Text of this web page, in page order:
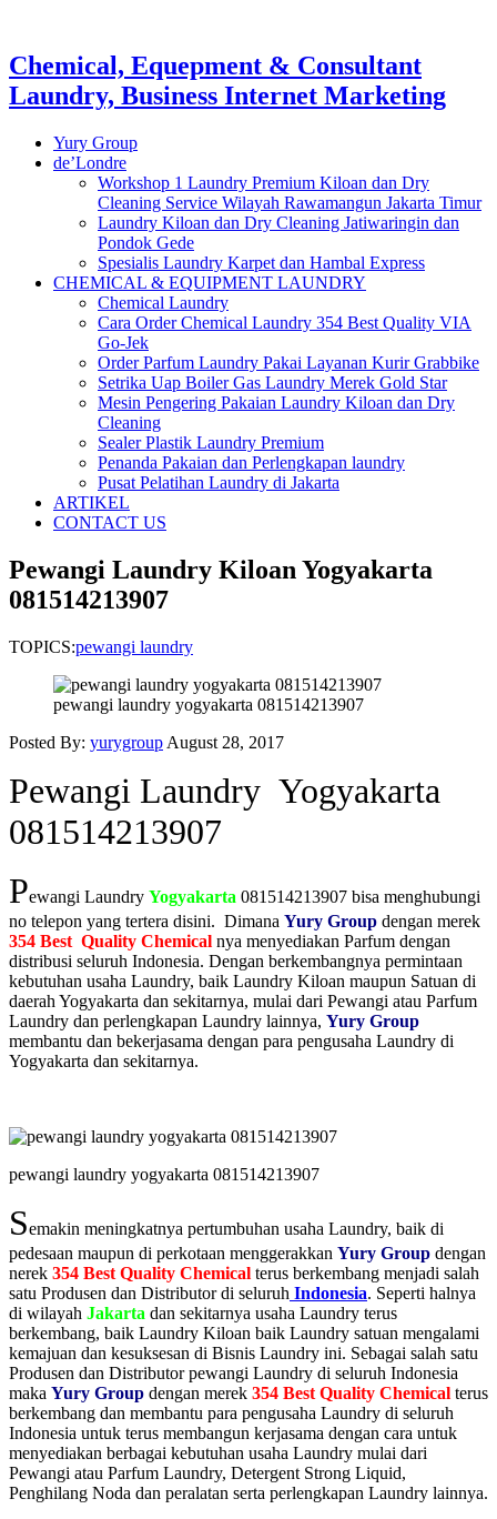
Chemical, Equepment & Consultant
Laundry, Business Internet Marketing
Yury Group
de’Londre
Workshop 1 Laundry Premium Kiloan dan Dry
Cleaning Service Wilayah Rawamangun Jakarta Timur
Laundry Kiloan dan Dry Cleaning Jatiwaringin dan
Pondok Gede
Spesialis Laundry Karpet dan Hambal Express
CHEMICAL & EQUIPMENT LAUNDRY
Chemical Laundry
Cara Order Chemical Laundry 354 Best Quality VIA
Go-Jek
Order Parfum Laundry Pakai Layanan Kurir Grabbike
Setrika Uap Boiler Gas Laundry Merek Gold Star
Mesin Pengering Pakaian Laundry Kiloan dan Dry
Cleaning
Sealer Plastik Laundry Premium
Penanda Pakaian dan Perlengkapan laundry
Pusat Pelatihan Laundry di Jakarta
ARTIKEL
CONTACT US
Pewangi Laundry Kiloan Yogyakarta
081514213907
TOPICS:pewangi laundry
pewangi laundry yogyakarta 081514213907
Posted By: yurygroup August 28, 2017
Pewangi Laundry Yogyakarta
081514213907
Pewangi Laundry Yogyakarta 081514213907 bisa menghubungi
no telepon yang tertera disini. Dimana Yury Group dengan merek
354 Best Quality Chemical nya menyediakan Parfum dengan
distribusi seluruh Indonesia. Dengan berkembangnya permintaan
kebutuhan usaha Laundry, baik Laundry Kiloan maupun Satuan di
daerah Yogyakarta dan sekitarnya, mulai dari Pewangi atau Parfum
Laundry dan perlengkapan Laundry lainnya, Yury Group
membantu dan bekerjasama dengan para pengusaha Laundry di
Yogyakarta dan sekitarnya.
pewangi laundry yogyakarta 081514213907
Semakin meningkatnya pertumbuhan usaha Laundry, baik di
pedesaan maupun di perkotaan menggerakkan Yury Group dengan
nerek 354 Best Quality Chemical terus berkembang menjadi salah
satu Produsen dan Distributor di seluruh Indonesia. Seperti halnya
di wilayah Jakarta dan sekitarnya usaha Laundry terus
berkembang, baik Laundry Kiloan baik Laundry satuan mengalami
kemajuan dan kesuksesan di Bisnis Laundry ini. Sebagai salah satu
Produsen dan Distributor pewangi Laundry di seluruh Indonesia
maka Yury Group dengan merek 354 Best Quality Chemical terus
berkembang dan membantu para pengusaha Laundry di seluruh
Indonesia untuk terus membangun kerjasama dengan cara untuk
menyediakan berbagai kebutuhan usaha Laundry mulai dari
Pewangi atau Parfum Laundry, Detergent Strong Liquid,
Penghilang Noda dan peralatan serta perlengkapan Laundry lainnya.